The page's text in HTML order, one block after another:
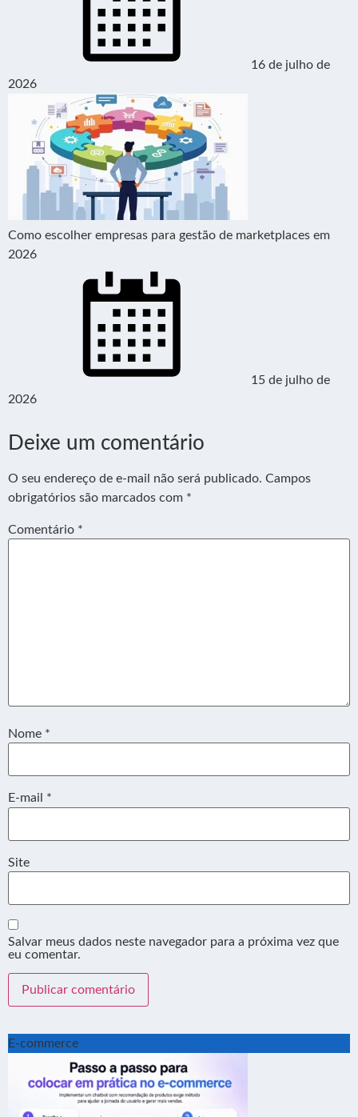
16 de julho de
2026
Como escolher empresas para gestão de marketplaces em
2026
15 de julho de
2026
Deixe um comentário
O seu endereço de e-mail não será publicado. Campos
obrigatórios são marcados com *
Comentário *
Nome *
E-mail *
Site
Salvar meus dados neste navegador para a próxima vez que
eu comentar.
E-commerce